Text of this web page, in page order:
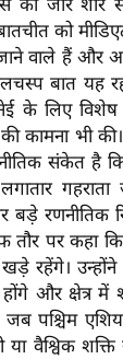
जोर शोर
को
वाले हैं और
बात यह
के लिए
भी की।
संकेत है
गहराता
रणनीतिक
पर कहा
रहेंगे।
और क्षेत्र में
पश्चिम
या वैश्विक